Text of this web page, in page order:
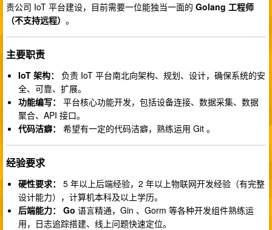
责公司 IoT 平台建设，目前需要一位能独当一面的 Golang 工程师
（不支持远程） 。
主要职责
IoT 架构：
负责 IoT 平台南北向架构、规划、设计，确保系统的安
全、可靠、扩展。
功能编写：
平台核心功能开发，包括设备连接、数据采集、数据
聚合、API 接口。
代码洁癖：
希望有一定的代码洁癖，熟练运用 Git 。
经验要求
硬性要求：
5 年以上后端经验，2 年以上物联网开发经验（有完整
设计能力），计算机本科及以上学历。
后端能力：
Go 语言精通，Gin 、Gorm 等各种开发组件熟练运
用，日志追踪搭建、线上问题快速定位。